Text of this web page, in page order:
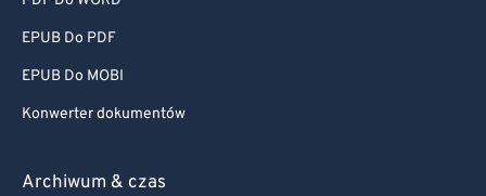
EPUB Do PDF
EPUB Do MOBI
Konwerter dokumentów
Archiwum & czas